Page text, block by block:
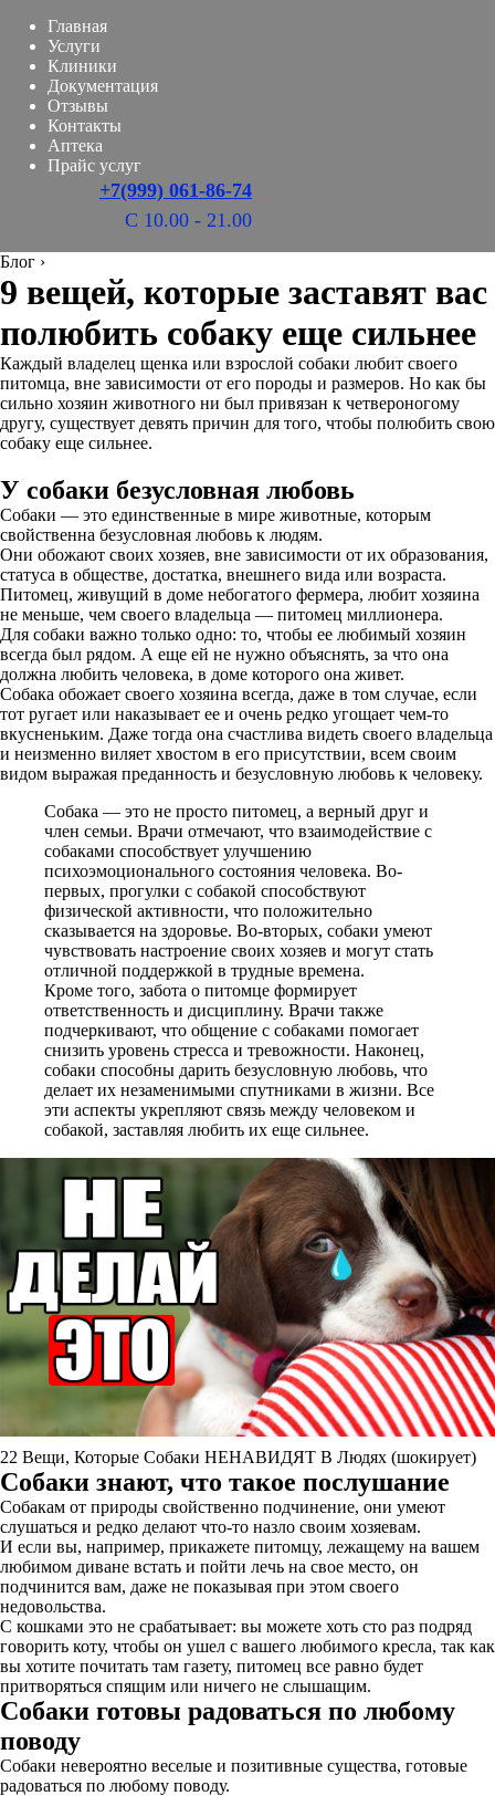
Главная
Услуги
Клиники
Документация
Отзывы
Контакты
Аптека
Прайс услуг
+7(999) 061-86-74
С 10.00 - 21.00
Блог ›
9 вещей, которые заставят вас
полюбить собаку еще сильнее
Каждый владелец щенка или взрослой собаки любит своего
питомца, вне зависимости от его породы и размеров. Но как бы
сильно хозяин животного ни был привязан к четвероногому
другу, существует девять причин для того, чтобы полюбить свою
собаку еще сильнее.
У собаки безусловная любовь
Собаки — это единственные в мире животные, которым
свойственна безусловная любовь к людям.
Они обожают своих хозяев, вне зависимости от их образования,
статуса в обществе, достатка, внешнего вида или возраста.
Питомец, живущий в доме небогатого фермера, любит хозяина
не меньше, чем своего владельца — питомец миллионера.
Для собаки важно только одно: то, чтобы ее любимый хозяин
всегда был рядом. А еще ей не нужно объяснять, за что она
должна любить человека, в доме которого она живет.
Собака обожает своего хозяина всегда, даже в том случае, если
тот ругает или наказывает ее и очень редко угощает чем-то
вкусненьким. Даже тогда она счастлива видеть своего владельца
и неизменно виляет хвостом в его присутствии, всем своим
видом выражая преданность и безусловную любовь к человеку.
Собака — это не просто питомец, а верный друг и
член семьи. Врачи отмечают, что взаимодействие с
собаками способствует улучшению
психоэмоционального состояния человека. Во-
первых, прогулки с собакой способствуют
физической активности, что положительно
сказывается на здоровье. Во-вторых, собаки умеют
чувствовать настроение своих хозяев и могут стать
отличной поддержкой в трудные времена.
Кроме того, забота о питомце формирует
ответственность и дисциплину. Врачи также
подчеркивают, что общение с собаками помогает
снизить уровень стресса и тревожности. Наконец,
собаки способны дарить безусловную любовь, что
делает их незаменимыми спутниками в жизни. Все
эти аспекты укрепляют связь между человеком и
собакой, заставляя любить их еще сильнее.
22 Вещи, Которые Собаки НЕНАВИДЯТ В Людях (шокирует)
Собаки знают, что такое послушание
Собакам от природы свойственно подчинение, они умеют
слушаться и редко делают что-то назло своим хозяевам.
И если вы, например, прикажете питомцу, лежащему на вашем
любимом диване встать и пойти лечь на свое место, он
подчинится вам, даже не показывая при этом своего
недовольства.
С кошками это не срабатывает: вы можете хоть сто раз подряд
говорить коту, чтобы он ушел с вашего любимого кресла, так как
вы хотите почитать там газету, питомец все равно будет
притворяться спящим или ничего не слышащим.
Собаки готовы радоваться по любому
поводу
Собаки невероятно веселые и позитивные существа, готовые
радоваться по любому поводу.